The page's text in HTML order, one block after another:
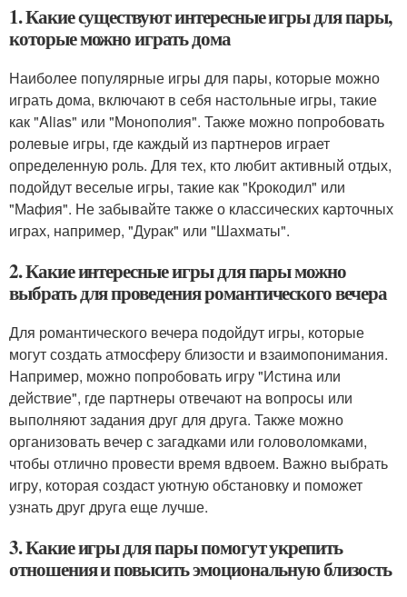
1. Какие существуют интересные игры для пары,
которые можно играть дома
Наиболее популярные игры для пары, которые можно
играть дома, включают в себя настольные игры, такие
как "Alias" или "Монополия". Также можно попробовать
ролевые игры, где каждый из партнеров играет
определенную роль. Для тех, кто любит активный отдых,
подойдут веселые игры, такие как "Крокодил" или
"Мафия". Не забывайте также о классических карточных
играх, например, "Дурак" или "Шахматы".
2. Какие интересные игры для пары можно
выбрать для проведения романтического вечера
Для романтического вечера подойдут игры, которые
могут создать атмосферу близости и взаимопонимания.
Например, можно попробовать игру "Истина или
действие", где партнеры отвечают на вопросы или
выполняют задания друг для друга. Также можно
организовать вечер с загадками или головоломками,
чтобы отлично провести время вдвоем. Важно выбрать
игру, которая создаст уютную обстановку и поможет
узнать друг друга еще лучше.
3. Какие игры для пары помогут укрепить
отношения и повысить эмоциональную близость